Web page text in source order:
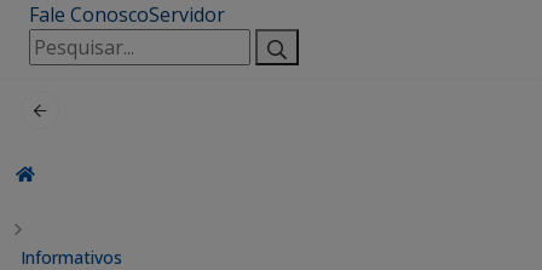
Fale ConoscoServidor
Pesquisar
por:
Informativos